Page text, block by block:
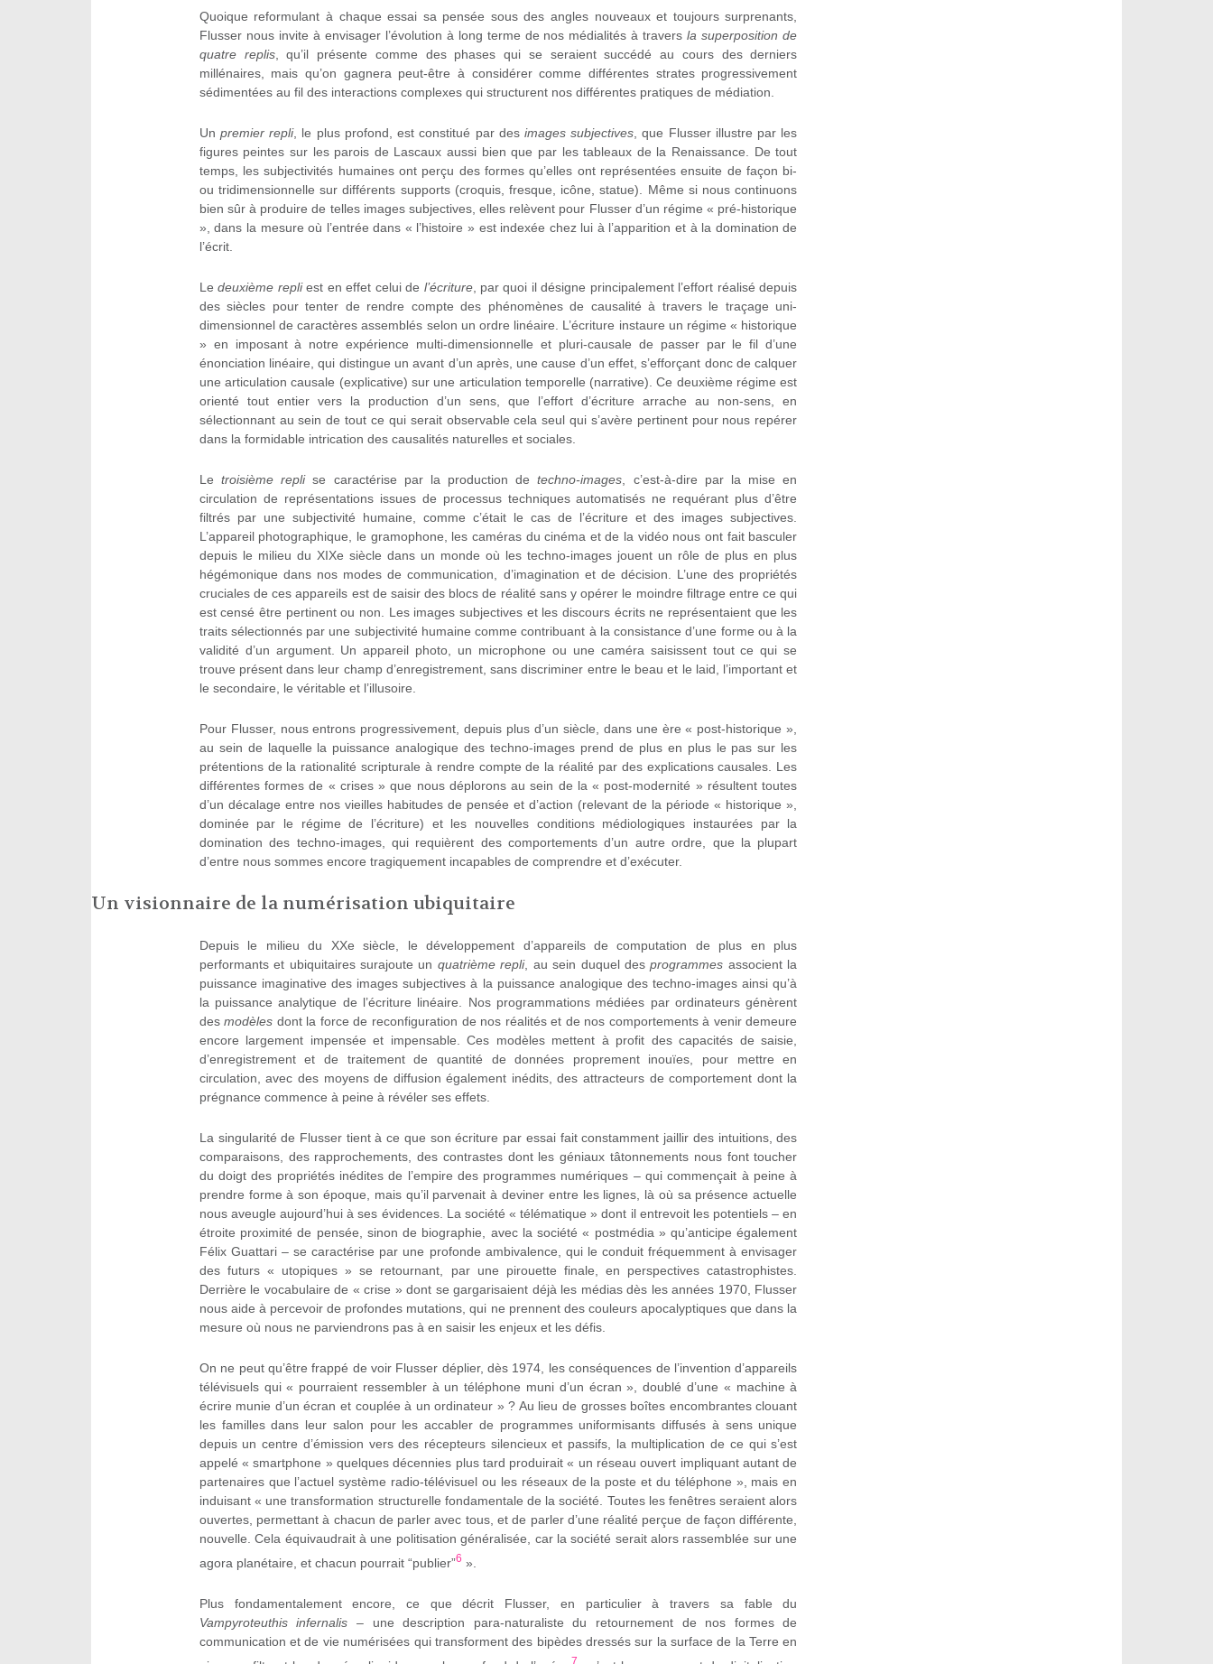
Quoique reformulant à chaque essai sa pensée sous des angles nouveaux et toujours surprenants,
Flusser nous invite à envisager l’évolution à long terme de nos médialités à traversla superposition de
quatre replis, qu’il présente comme des phases qui se seraient succédé au cours des derniers
millénaires, mais qu’on gagnera peut-être à considérer comme différentes strates progressivement
sédimentées au fil des interactions complexes qui structurent nos différentes pratiques de médiation.
Unpremier repli, le plus profond, est constitué par des images subjectives, que Flusser illustre par les
figures peintes sur les parois de Lascaux aussi bien que par les tableaux de la Renaissance. De tout
temps, les subjectivités humaines ont perçu des formes qu’elles ont représentées ensuite de façon bi-
ou tridimensionnelle sur différents supports (croquis, fresque, icône, statue). Même si nous continuons
bien sûr à produire de telles images subjectives, elles relèvent pour Flusser d’un régime « pré-historique
», dans la mesure où l’entrée dans « l’histoire » est indexée chez lui à l’apparition et à la domination de
l’écrit.
Ledeuxième repliest en effet celui de l’écriture, par quoi il désigne principalement l’effort réalisé depuis
des siècles pour tenter de rendre compte des phénomènes de causalité à travers le traçage uni-
dimensionnel de caractères assemblés selon un ordre linéaire. L’écriture instaure un régime « historique
» en imposant à notre expérience multi-dimensionnelle et pluri-causale de passer par le fil d’une
énonciation linéaire, qui distingue un avant d’un après, une cause d’un effet, s’efforçant donc de calquer
une articulation causale (explicative) sur une articulation temporelle (narrative). Ce deuxième régime est
orienté tout entier vers la production d’un sens, que l’effort d’écriture arrache au non-sens, en
sélectionnant au sein de tout ce qui serait observable cela seul qui s’avère pertinent pour nous repérer
dans la formidable intrication des causalités naturelles et sociales.
Le troisième replise caractérise par la production detechno-images, c’est-à-dire par la mise en
circulation de représentations issues de processus techniques automatisés ne requérant plus d’être
filtrés par une subjectivité humaine, comme c’était le cas de l’écriture et des images subjectives.
L’appareil photographique, le gramophone, les caméras du cinéma et de la vidéo nous ont fait basculer
depuis le milieu du XIXe siècle dans un monde où les techno-images jouent un rôle de plus en plus
hégémonique dans nos modes de communication, d’imagination et de décision. L’une des propriétés
cruciales de ces appareils est de saisir des blocs de réalité sans y opérer le moindre filtrage entre ce qui
est censé être pertinent ou non. Les images subjectives et les discours écrits ne représentaient que les
traits sélectionnés par une subjectivité humaine comme contribuant à la consistance d’une forme ou à la
validité d’un argument. Un appareil photo, un microphone ou une caméra saisissent tout ce qui se
trouve présent dans leur champ d’enregistrement, sans discriminer entre le beau et le laid, l’important et
le secondaire, le véritable et l’illusoire.
Pour Flusser, nous entrons progressivement, depuis plus d’un siècle, dans une ère « post-historique »,
au sein de laquelle la puissance analogique des techno-images prend de plus en plus le pas sur les
prétentions de la rationalité scripturale à rendre compte de la réalité par des explications causales. Les
différentes formes de « crises » que nous déplorons au sein de la « post-modernité » résultent toutes
d’un décalage entre nos vieilles habitudes de pensée et d’action (relevant de la période « historique »,
dominée par le régime de l’écriture) et les nouvelles conditions médiologiques instaurées par la
domination des techno-images, qui requièrent des comportements d’un autre ordre, que la plupart
d’entre nous sommes encore tragiquement incapables de comprendre et d’exécuter.
Un visionnaire de la numérisation ubiquitaire
Depuis le milieu du XXe siècle, le développement d’appareils de computation de plus en plus
performants et ubiquitaires surajoute un quatrième repli, au sein duquel desprogrammes associent la
puissance imaginative des images subjectives à la puissance analogique des techno-images ainsi qu’à
la puissance analytique de l’écriture linéaire. Nos programmations médiées par ordinateurs génèrent
desmodèles dont la force de reconfiguration de nos réalités et de nos comportements à venir demeure
encore largement impensée et impensable. Ces modèles mettent à profit des capacités de saisie,
d’enregistrement et de traitement de quantité de données proprement inouïes, pour mettre en
circulation, avec des moyens de diffusion également inédits, des attracteurs de comportement dont la
prégnance commence à peine à révéler ses effets.
La singularité de Flusser tient à ce que son écriture par essai fait constamment jaillir des intuitions, des
comparaisons, des rapprochements, des contrastes dont les géniaux tâtonnements nous font toucher
du doigt des propriétés inédites de l’empire des programmes numériques – qui commençait à peine à
prendre forme à son époque, mais qu’il parvenait à deviner entre les lignes, là où sa présence actuelle
nous aveugle aujourd’hui à ses évidences. La société « télématique » dont il entrevoit les potentiels – en
étroite proximité de pensée, sinon de biographie, avec la société « postmédia » qu’anticipe également
Félix Guattari – se caractérise par une profonde ambivalence, qui le conduit fréquemment à envisager
des futurs « utopiques » se retournant, par une pirouette finale, en perspectives catastrophistes.
Derrière le vocabulaire de « crise » dont se gargarisaient déjà les médias dès les années 1970, Flusser
nous aide à percevoir de profondes mutations, qui ne prennent des couleurs apocalyptiques que dans la
mesure où nous ne parviendrons pas à en saisir les enjeux et les défis.
On ne peut qu’être frappé de voir Flusser déplier, dès 1974, les conséquences de l’invention d’appareils
télévisuels qui « pourraient ressembler à un téléphone muni d’un écran », doublé d’une « machine à
écrire munie d’un écran et couplée à un ordinateur » ? Au lieu de grosses boîtes encombrantes clouant
les familles dans leur salon pour les accabler de programmes uniformisants diffusés à sens unique
depuis un centre d’émission vers des récepteurs silencieux et passifs, la multiplication de ce qui s’est
appelé « smartphone » quelques décennies plus tard produirait « un réseau ouvert impliquant autant de
partenaires que l’actuel système radio-télévisuel ou les réseaux de la poste et du téléphone », mais en
induisant « une transformation structurelle fondamentale de la société. Toutes les fenêtres seraient alors
ouvertes, permettant à chacun de parler avec tous, et de parler d’une réalité perçue de façon différente,
nouvelle. Cela équivaudrait à une politisation généralisée, car la société serait alors rassemblée sur une
agora planétaire, et chacun pourrait “publier”6 ».
Plus fondamentalement encore, ce que décrit Flusser, en particulier à travers sa fable du
Vampyroteuthis infernalis – une description para-naturaliste du retournement de nos formes de
communication et de vie numérisées qui transforment des bipèdes dressés sur la surface de la Terre en
7